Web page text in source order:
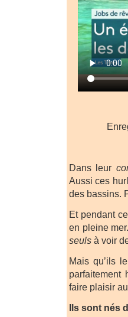
Dans leur
Aussi ces
des bassins.
Et pendant
en pleine
seuls à voir
Mais qu’ils
parfaitement
faire plaisir
Ils sont nés